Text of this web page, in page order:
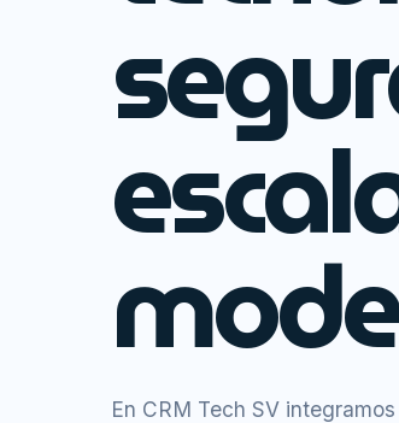
En CRM Tech SV